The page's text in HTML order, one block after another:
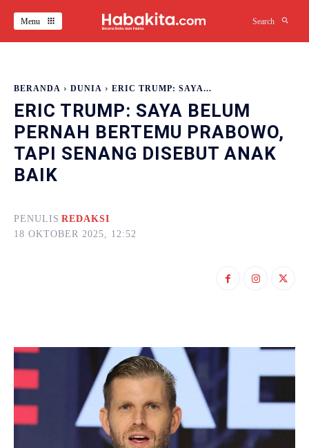
Menu Search
BERANDA DUNIA ERIC TRUMP: SAYA...
ERIC TRUMP: SAYA BELUM
PERNAH BERTEMU PRABOWO,
TAPI SENANG DISEBUT ANAK
BAIK
PENULIS REDAKSI
18 OKTOBER 2025, 12:52